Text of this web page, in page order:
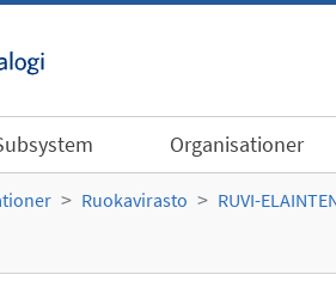
Organisationer
Ruokavirasto RUVI-